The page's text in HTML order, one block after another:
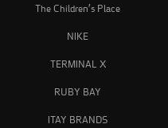
The Children's Place
NIKE
TERMINAL X
RUBY BAY
ITAY BRANDS